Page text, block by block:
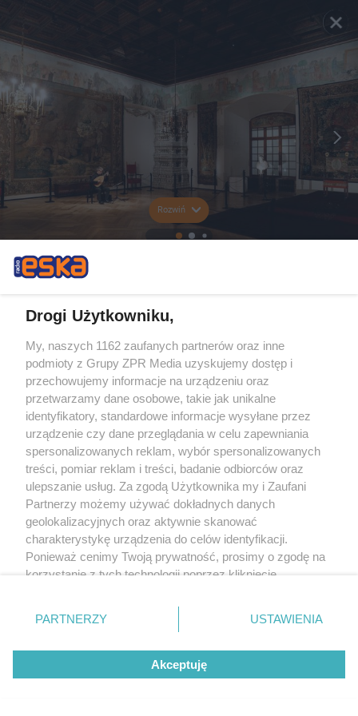
Rozwiń
Drogi Użytkowniku,
My, naszych 1162 zaufanych partnerów oraz inne
podmioty z Grupy ZPR Media uzyskujemy dostęp i
przechowujemy informacje na urządzeniu oraz
przetwarzamy dane osobowe, takie jak unikalne
identyfikatory, standardowe informacje wysyłane przez
urządzenie czy dane przeglądania w celu zapewniania
spersonalizowanych reklam, wybór spersonalizowanych
treści, pomiar reklam i treści, badanie odbiorców oraz
ulepszanie usług. Za zgodą Użytkownika my i Zaufani
Partnerzy możemy używać dokładnych danych
geolokalizacyjnych oraz aktywnie skanować
charakterystykę urządzenia do celów identyfikacji.
Ponieważ cenimy Twoją prywatność, prosimy o zgodę na
korzystanie z tych technologii poprzez kliknięcie
zmienić/wycofać klikając przycisk ustawień prywatności
znajdujący się w lewym dolnym rogu strony
rodzaje przetwarzania danych nie wymagają zgody
użytkownika, ale masz prawo sprzeciwić się takiemu
przetwarzaniu. Preferencje będą miały zastosowanie tylko
PARTNERZY USTAWIENIA
Akceptuję